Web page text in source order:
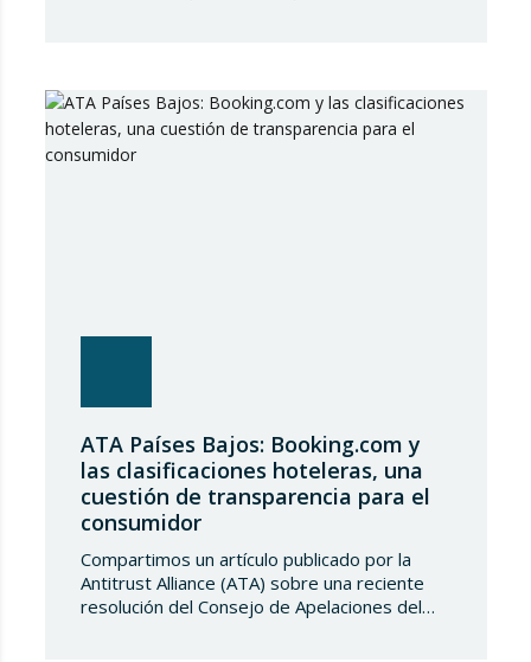
Europea ha modificado las condiciones de
entrada de acero, estableciendo un
contingente arancelario de…
ATA Países Bajos: Booking.com y
las clasificaciones hoteleras, una
cuestión de transparencia para el
consumidor
Compartimos un artículo publicado por la
Antitrust Alliance (ATA) sobre una reciente
resolución del Consejo de Apelaciones del